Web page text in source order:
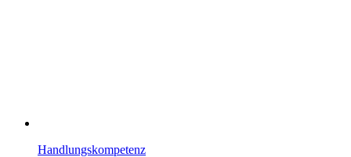
Handlungskompetenz